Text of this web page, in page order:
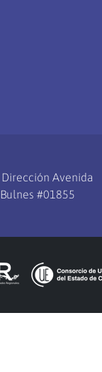
Dirección Avenida
Bulnes #01855